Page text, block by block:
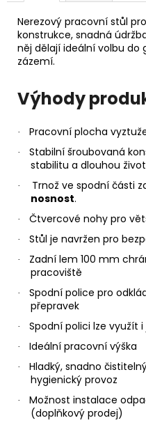
Nerezový pracovní stůl
konstrukce, snadná
něj dělají ideální volbu do
zázemí.
Výhody
· Pracovní plocha
·
Stabilní šroubovaná
stabilitu a dlouhou
· Trnož ve spodní části
nosnost.
· Čtvercové nohy pro
· Stůl je navržen pro
·
Zadní lem 100 mm
pracoviště
·
Spodní police pro
přepravek
· Spodní polici lze využít
· Ideální pracovní výška
·
Hladký, snadno
hygienický provoz
·
Možnost instalace
(doplňkový prodej)